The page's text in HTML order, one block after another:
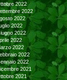
Ottobre 2022
Settembre 2022
Agosto 2022
2022
Giugno 2022
Aprile 2022
Marzo 2022
Febbraio 2022
Gennaio 2022
Dicembre 2021
Ottobre 2021